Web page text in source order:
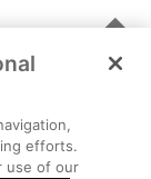
ルート
を見る
efforts.
use of our